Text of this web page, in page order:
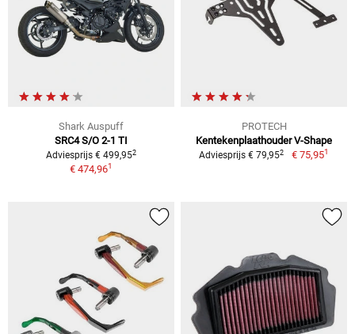
Shark Auspuff
SRC4 S/O 2-1 TI
Adviesprijs € 499,952
€ 474,961
PROTECH
Kentekenplaathouder V-Shape
Adviesprijs € 79,952 € 75,951